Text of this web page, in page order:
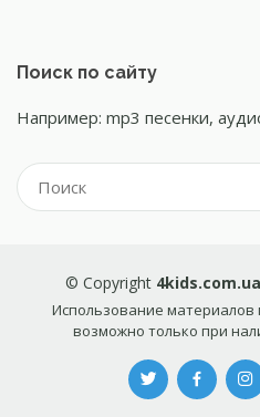
Поиск по сайту
Например: mp3 песенки,
© Copyright 4kids.com.ua
Использование материалов
возможно только при